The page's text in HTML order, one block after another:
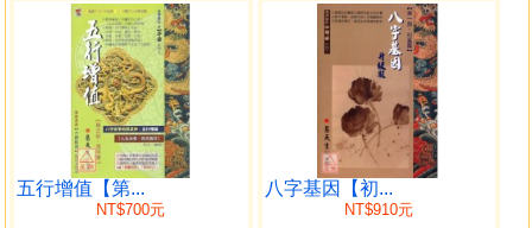
並茂的實例，示範如何實踐理論正確批命，並且會特別加以
強調批命上應注意的重點。
易師傅的著作確實啟發了不少我在命理方面的思維，使
我獲益良多。
其後機緣巧合接觸了易師傅，發覺他平易近人，不計較
名利，認真協助每個問命者，解決他們存有的疑問。
在我眼中，易師傳甚具一代名師的風範。
學生 淩雲 2010年8月22日
五行增值【第...
NT$700元
八字基因【初...
NT$910元